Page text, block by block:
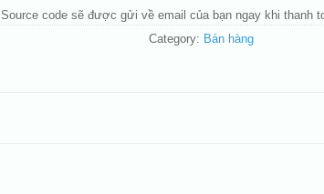
Source code sẽ được gửi về email của bạn ngay khi thanh
Category: Bán hàng